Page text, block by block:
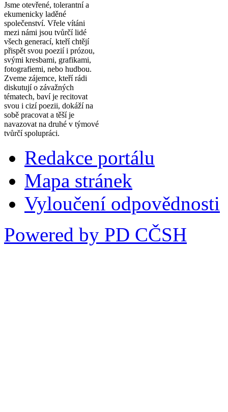
Jsme otevřené, tolerantní a
ekumenicky laděné
společenství. Vřele vítáni
mezi námi jsou tvůrčí lidé
všech generací, kteří chtějí
přispět svou poezií i prózou,
svými kresbami, grafikami,
fotografiemi, nebo hudbou.
Zveme zájemce, kteří rádi
diskutují o závažných
tématech, baví je recitovat
svou i cizí poezii, dokáží na
sobě pracovat a těší je
navazovat na druhé v týmové
tvůrčí spolupráci.
Redakce portálu
Mapa stránek
Vyloučení odpovědnosti
Powered by PD CČSH